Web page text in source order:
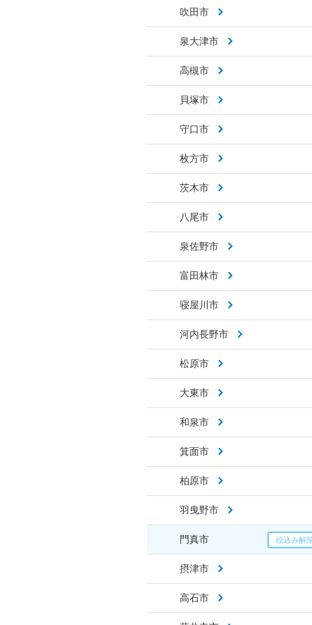
吹田市
泉大津市
高槻市
貝塚市
守口市
枚方市
茨木市
八尾市
泉佐野市
富田林市
寝屋川市
河内長野市
松原市
大東市
和泉市
箕面市
柏原市
羽曳野市
門真市
摂津市
高石市